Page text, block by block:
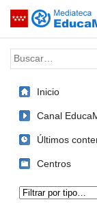
Saltar navegación
Palabra o frase:
Inicio
Canal
Últimos
Centros